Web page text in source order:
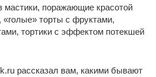
мастики, поражающие красотой
«голые» торты с фруктами,
тортики с эффектом потекшей
рассказал вам, какими бывают